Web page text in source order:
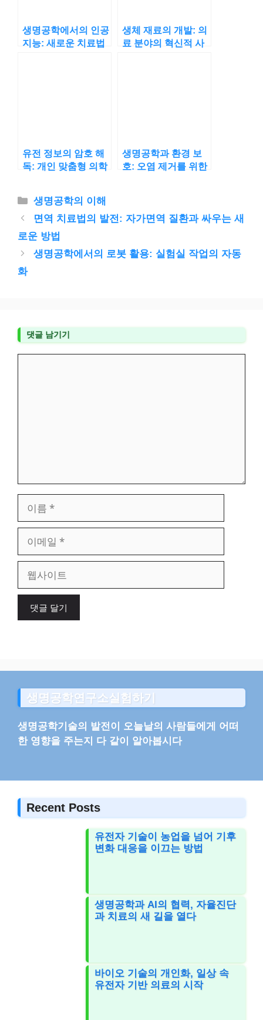
생명공학에서의 인공
지능: 새로운 치료법
생체 재료의 개발: 의
료 분야의 혁신적 사
유전 정보의 암호 해
독: 개인 맞춤형 의학
생명공학과 환경 보
호: 오염 제거를 위한
카
테
리
생명공학의 이해
면역 치료법의 발전: 자가면역 질환과 싸우는 새
로운 방법
생명공학에서의 로봇 활용: 실험실 작업의 자동
화
댓글 남기기
일
이
생명공학연구소실험하기
생명공학기술의 발전이 오늘날의 사람들에게 어떠
한 영향을 주는지 다 같이 알아봅시다
Recent Posts
유전자 기술이 농업을 넘어 기후
변화 대응을 이끄는 방법
생명공학과 AI의 협력, 자율진단
과 치료의 새 길을 열다
바이오 기술의 개인화, 일상 속
유전자 기반 의료의 시작